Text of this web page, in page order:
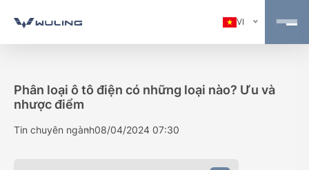
VI
Phân loại ô tô điện có những loại nào? Ưu và
nhược điểm
Tin chuyên ngành08/04/2024 07:30